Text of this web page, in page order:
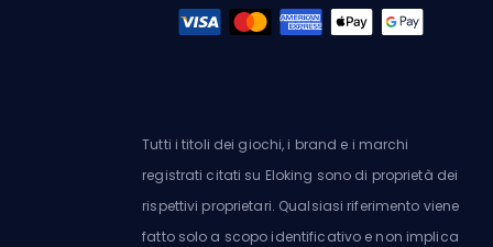
Tutti i titoli dei giochi, i brand e i marchi
registrati citati su Eloking sono di proprietà dei
rispettivi proprietari. Qualsiasi riferimento viene
fatto solo a scopo identificativo e non implica